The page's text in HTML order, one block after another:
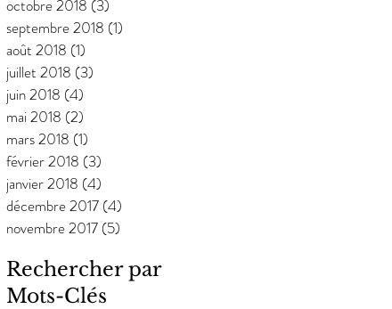
octobre 2018 (3)
septembre 2018 (1)
août 2018 (1)
juillet 2018 (3)
juin 2018 (4)
mai 2018 (2)
mars 2018 (1)
février 2018 (3)
janvier 2018 (4)
décembre 2017 (4)
novembre 2017 (5)
Rechercher par
Mots-Clés